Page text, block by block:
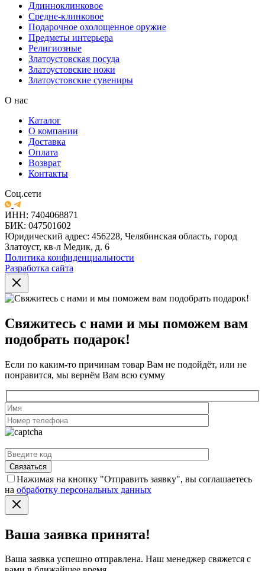
Длинноклинковое
Средне-клинковое
Подарочное охолощенное оружие
Предметы интерьера
Религиозные
Златоустовская посуда
Златоустовские ножи
Златоустовские сувениры
О нас
Каталог
О компании
Доставка
Оплата
Возврат
Контакты
Соц.сети
ИНН: 7404068871
БИК: 047501602
Юридический адрес: 456228, Челябинская область, город
Златоуст, кв-л Медик, д. 6
Политика конфиденциальности
Разработка сайта
Свяжитесь с нами и мы поможем вам
подобрать подарок!
Если по каким-то причинам товар Вам не подойдёт, или не
понравится, мы вернём Вам всю сумму
Нажимая на кнопку "Отправить заявку", вы соглашаетесь
на обработку персональных данных
Ваша заявка принята!
Ваша заявка успешно отправлена. Наш менеджер свяжется с